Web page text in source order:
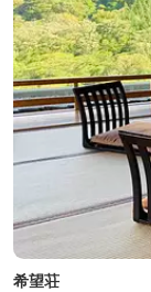
希望荘